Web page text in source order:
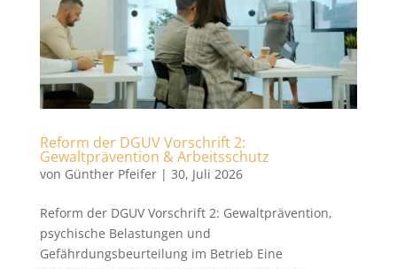
Reform der DGUV Vorschrift 2:
Gewaltprävention & Arbeitsschutz
von Günther Pfeifer| 30, Juli 2026
Reform der DGUV Vorschrift 2: Gewaltprävention,
psychische Belastungen und
Gefährdungsbeurteilung im Betrieb Eine